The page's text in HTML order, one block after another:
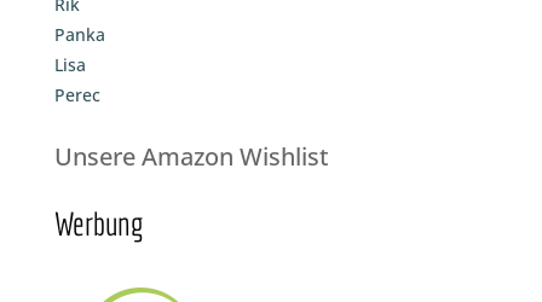
Panka
Lisa
Perec
Unsere Amazon Wishlist
Werbung